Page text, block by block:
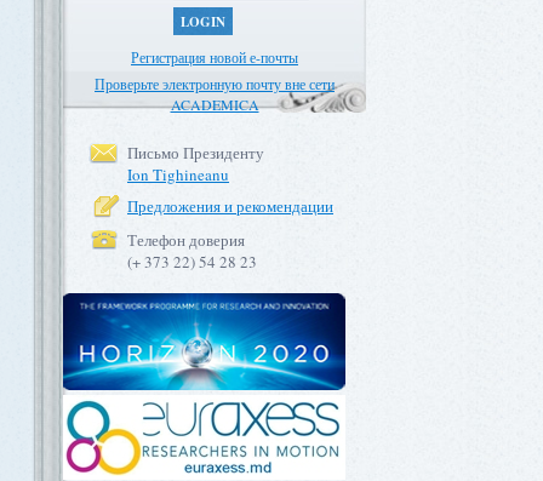
LOGIN
Регистрация новой е-почты
Проверьте электронную почту вне сети
ACADEMICA
Письмо Президенту
Ion Tighineanu
Предложения и рекомендации
Телефон доверия
(+ 373 22) 54 28 23